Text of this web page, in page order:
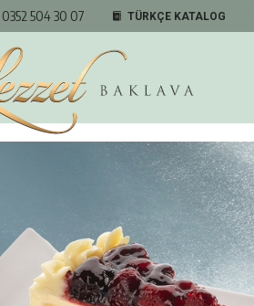
0352 504 30 07 TÜRKÇE KATALOG